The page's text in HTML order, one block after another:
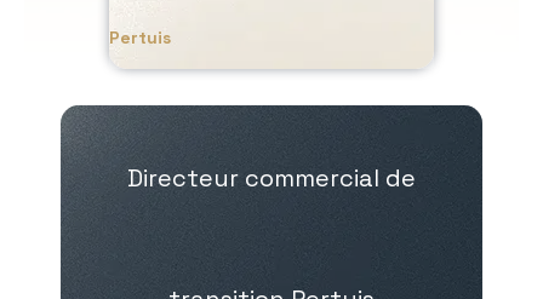
Pertuis
Directeur commercial de